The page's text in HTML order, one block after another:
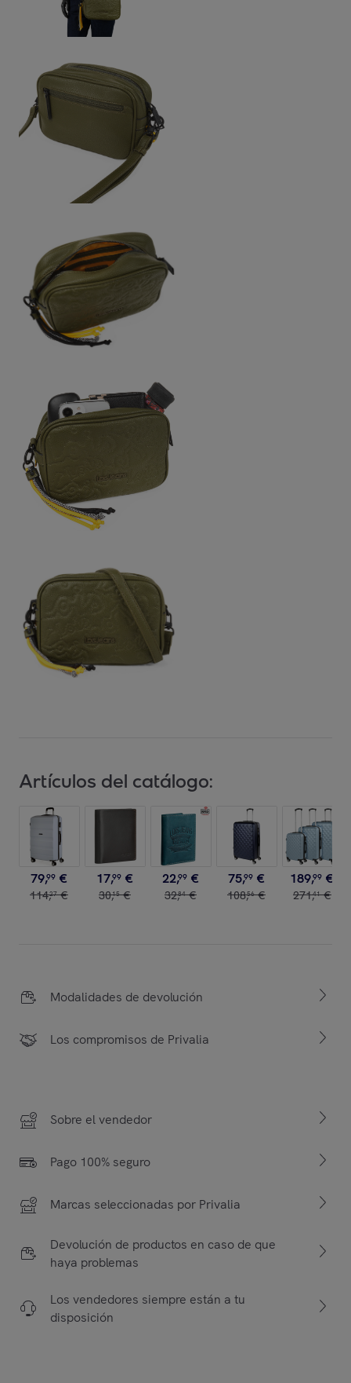
Artículos del catálogo:
79,99 €
114,27 €
17,99 €
30,15 €
22,99 €
32,84 €
75,99 €
108,56 €
189,99 €
271,41 €
Modalidades de devolución
Los compromisos de Privalia
Sobre el vendedor
Pago 100% seguro
Marcas seleccionadas por Privalia
Devolución de productos en caso de que
haya problemas
Los vendedores siempre están a tu
disposición